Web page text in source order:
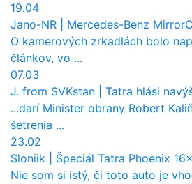
19.04
Jano-NR
Mercedes-Benz MirrorCam rozširuje vodičovi
O kamerových zrkadlách bolo
článkov, vo ...
07.03
J. from SVKstan
Tatra hlási navýšenie výroby a
...darí Minister obrany Robert
šetrenia ...
23.02
Sloniik
Špeciál Tatra Phoenix 16×16 ide do
Nie som si istý, či toto auto je